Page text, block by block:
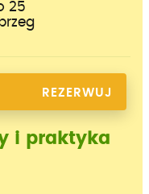
25
REZERWUJ
MIEJSCE
i praktyka